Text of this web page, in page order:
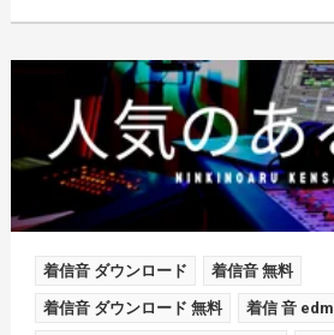
着信音 ダウンロード 着信音 無料
着信音 ダウンロード 無料 着信 音 edm